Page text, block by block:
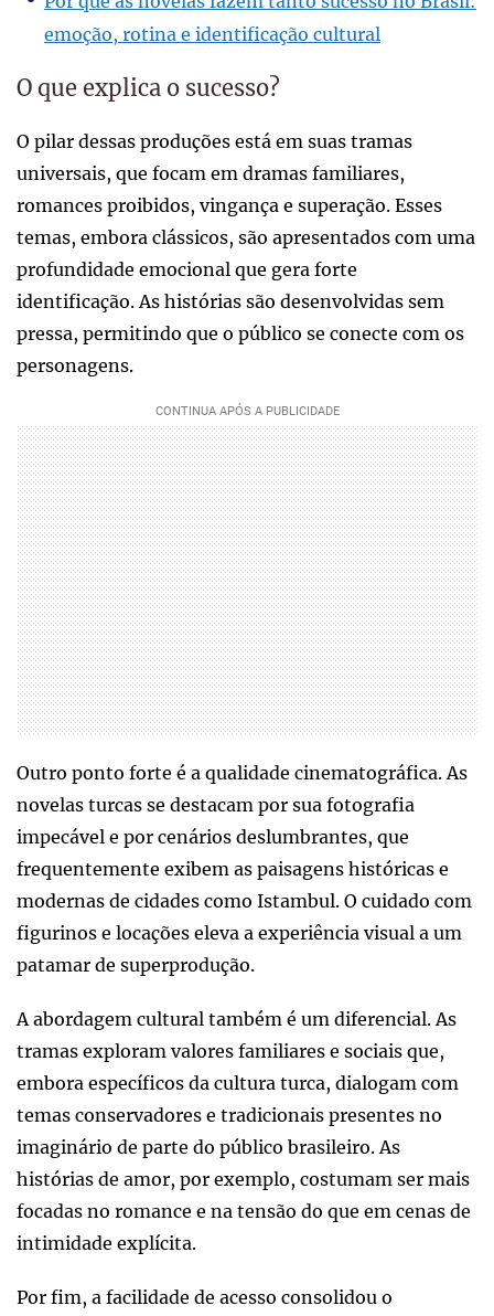
emoção, rotina e identificação cultural
O que explica o sucesso?
O pilar dessas produções está em suas tramas
universais, que focam em dramas familiares,
romances proibidos, vingança e superação. Esses
temas, embora clássicos, são apresentados com uma
profundidade emocional que gera forte
identificação. As histórias são desenvolvidas sem
pressa, permitindo que o público se conecte com os
personagens.
Outro ponto forte é a qualidade cinematográfica. As
novelas turcas se destacam por sua fotografia
impecável e por cenários deslumbrantes, que
frequentemente exibem as paisagens históricas e
modernas de cidades como Istambul. O cuidado com
figurinos e locações eleva a experiência visual a um
patamar de superprodução.
A abordagem cultural também é um diferencial. As
tramas exploram valores familiares e sociais que,
embora específicos da cultura turca, dialogam com
temas conservadores e tradicionais presentes no
imaginário de parte do público brasileiro. As
histórias de amor, por exemplo, costumam ser mais
focadas no romance e na tensão do que em cenas de
intimidade explícita.
Por fim, a facilidade de acesso consolidou o